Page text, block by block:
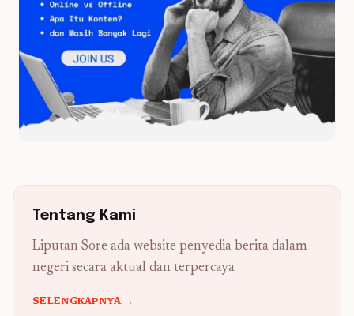
Tentang Kami
Liputan Sore ada website penyedia berita dalam
negeri secara aktual dan terpercaya
SELENGKAPNYA →